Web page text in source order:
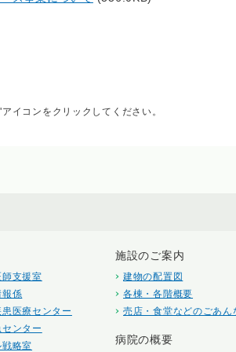
イコンをクリックしてください。
支援室
報係
医療センター
ンター
略室
施設のご案内
建物の配置図
各棟・各階概要
売店・食堂などのごあん
病院の概要